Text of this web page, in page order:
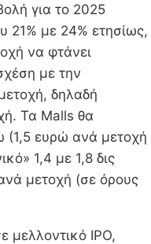
για το 2025
21% με 24% ετησίως,
να φτάνει
με την
δηλαδή
Τα Malls θα
(1,5 ευρώ ανά μετοχή
1,4 με 1,8 δις
μετοχή (σε όρους
μελλοντικό IPO,